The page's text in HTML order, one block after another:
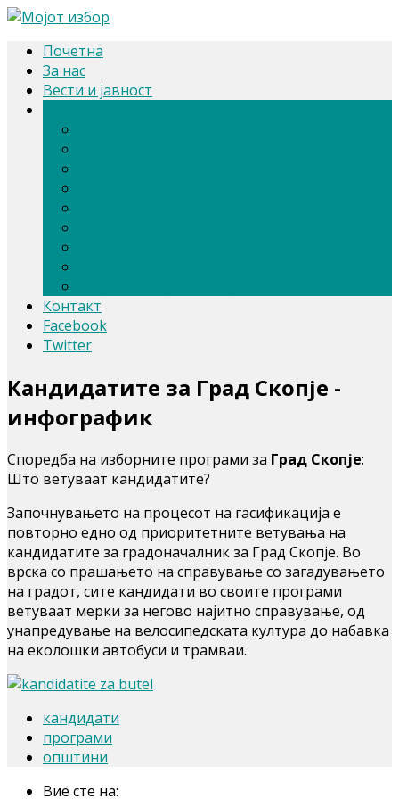
Почетна
За нас
Вести и јавност
Контакт
Facebook
Twitter
Кандидатите за Град Скопје -
инфографик
Споредба на изборните програми за Град Скопје:
Што ветуваат кандидатите?
Започнувањето на процесот на гасификација е
повторно едно од приоритетните ветувања на
кандидатите за градоначалник за Град Скопје. Во
врска со прашањето на справување со загадувањето
на градот, сите кандидати во своите програми
ветуваат мерки за негово најитно справување, од
унапредување на велосипедската култура до набавка
на еколошки автобуси и трамваи.
кандидати
програми
општини
Вие сте на: